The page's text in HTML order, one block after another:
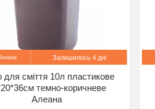
Залишилось 4 дні
для сміття 10л пластикове
темно-коричневе
Алеана